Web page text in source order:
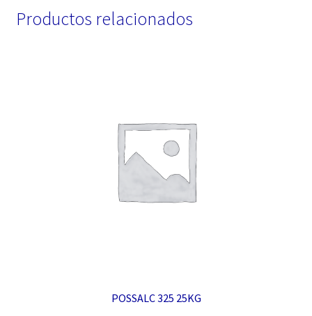
Productos relacionados
POSSALC 325 25KG